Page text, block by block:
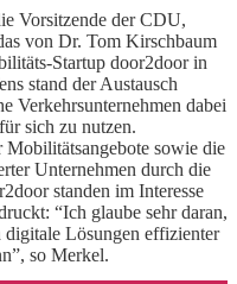
Vorsitzende der CDU,
von Dr. Tom Kirschbaum
Startup door2door in
stand der Austausch
Verkehrsunternehmen dabei
sich zu nutzen.
Mobilitätsangebote sowie die
Unternehmen durch die
standen im Interesse
“Ich glaube sehr daran,
Lösungen effizienter
so Merkel.